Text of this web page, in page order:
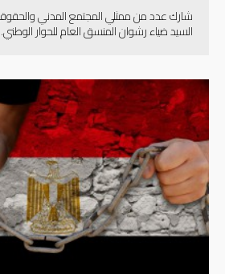
شارك عدد من ممثلي المجتمع المدني
السيد ضياء رشوان المنسق العام للحوار
إقرأ المزيد